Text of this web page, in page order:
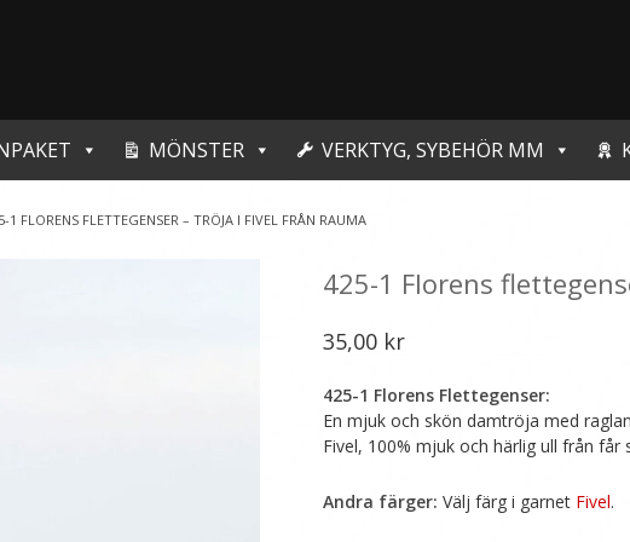
MÖNSTER VERKTYG, SYBEHÖR MM
1 FLORENS FLETTEGENSER – TRÖJA I FIVEL FRÅN RAUMA
425-1 Florens
35,00 kr
425-1 Florens Flettegenser:
En mjuk och skön damtröja med
Fivel, 100% mjuk och härlig ull från
Andra färger: Välj färg i garnet Fivel.